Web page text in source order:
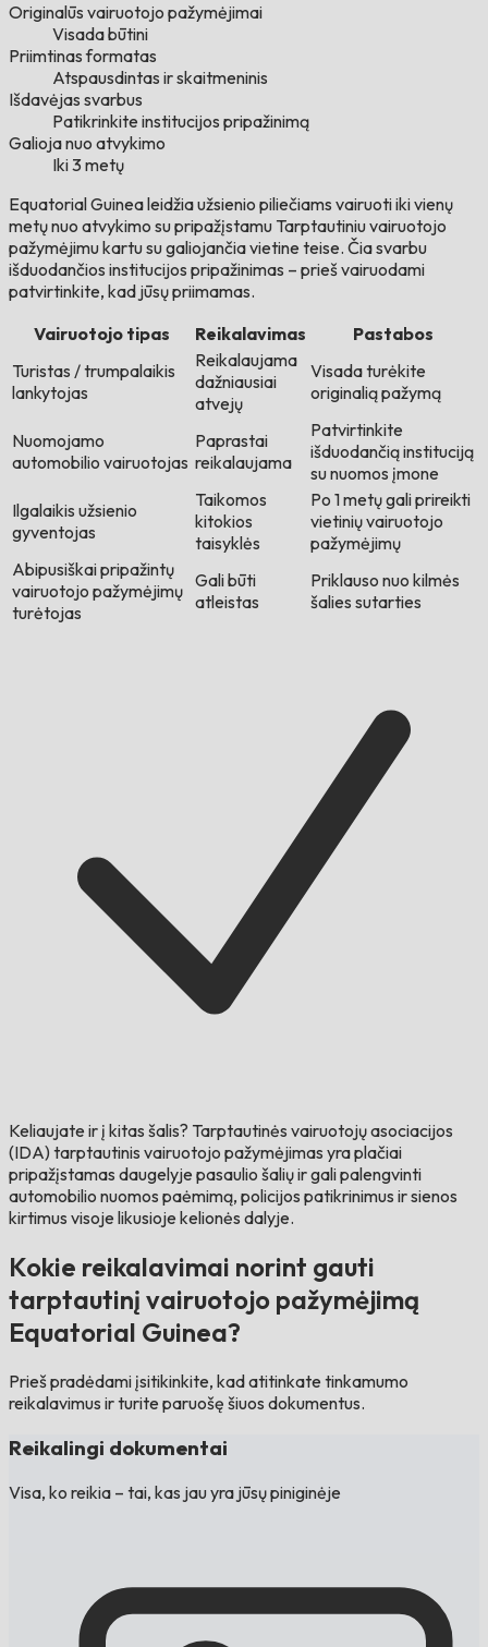
Originalūs vairuotojo pažymėjimai
Visada būtini
Priimtinas formatas
Atspausdintas ir skaitmeninis
Išdavėjas svarbus
Patikrinkite institucijos pripažinimą
Galioja nuo atvykimo
Iki 3 metų
Equatorial Guinea leidžia užsienio piliečiams vairuoti iki vienų
metų nuo atvykimo su pripažįstamu Tarptautiniu vairuotojo
pažymėjimu kartu su galiojančia vietine teise. Čia svarbu
išduodančios institucijos pripažinimas – prieš vairuodami
patvirtinkite, kad jūsų priimamas.
Vairuotojo tipas
Reikalavimas
Pastabos
Turistas / trumpalaikis
lankytojas
Reikalaujama
dažniausiai
atvejų
Visada turėkite
originalią pažymą
Nuomojamo
automobilio vairuotojas
Paprastai
reikalaujama
Patvirtinkite
išduodančią instituciją
su nuomos įmone
Ilgalaikis užsienio
gyventojas
Taikomos
kitokios
taisyklės
Po 1 metų gali prireikti
vietinių vairuotojo
pažymėjimų
Abipusiškai pripažintų
vairuotojo pažymėjimų
turėtojas
Gali būti
atleistas
Priklauso nuo kilmės
šalies sutarties
Keliaujate ir į kitas šalis? Tarptautinės vairuotojų asociacijos
(IDA) tarptautinis vairuotojo pažymėjimas yra plačiai
pripažįstamas daugelyje pasaulio šalių ir gali palengvinti
automobilio nuomos paėmimą, policijos patikrinimus ir sienos
kirtimus visoje likusioje kelionės dalyje.
Kokie reikalavimai norint gauti
tarptautinį vairuotojo pažymėjimą
Equatorial Guinea?
Prieš pradėdami įsitikinkite, kad atitinkate tinkamumo
reikalavimus ir turite paruošę šiuos dokumentus.
Reikalingi dokumentai
Visa, ko reikia – tai, kas jau yra jūsų piniginėje